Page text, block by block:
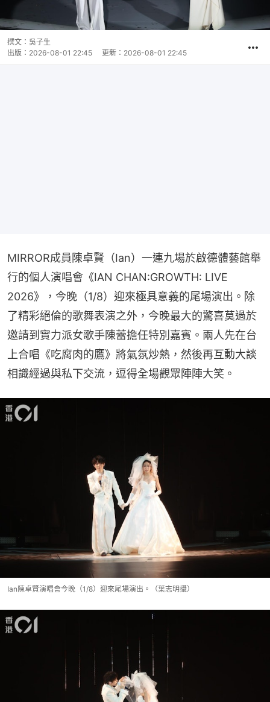
撰文： 吳子生
出版： 2026-08-01 22:45 更新： 2026-08-01 22:45
MIRROR成員陳卓賢（Ian）一連九場於啟德體藝館舉
行的個人演唱會《IAN CHAN:GROWTH: LIVE
2026》，今晚（1/8）迎來極具意義的尾場演出。除
了精彩絕倫的歌舞表演之外，今晚最大的驚喜莫過於
邀請到實力派女歌手陳蕾擔任特別嘉賓。兩人先在台
上合唱《吃腐肉的鷹》將氣氛炒熱，然後再互動大談
相識經過與私下交流，逗得全場觀眾陣陣大笑。
Ian陳卓賢演唱會今晚（1/8）迎來尾場演出。（葉志明攝）